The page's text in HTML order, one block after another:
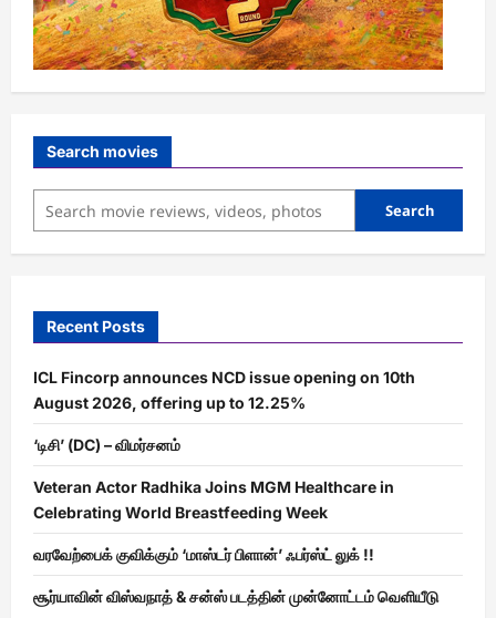
Search movies
Search
Recent Posts
ICL Fincorp announces NCD issue opening on 10th
August 2026, offering up to 12.25%
‘டிசி’ (DC) – விமர்சனம்
Veteran Actor Radhika Joins MGM Healthcare in
Celebrating World Breastfeeding Week
வரவேற்பைக் குவிக்கும் ‘மாஸ்டர் பிளான்’ ஃபர்ஸ்ட் லுக் !!
சூர்யாவின் விஸ்வநாத் & சன்ஸ் படத்தின் முன்னோட்டம் வெளியீடு